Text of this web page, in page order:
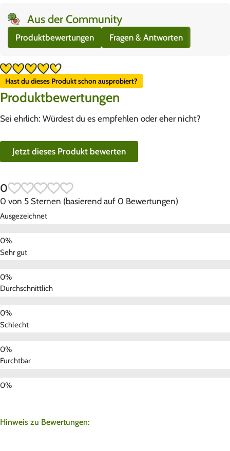
Aus der Community
Produktbewertungen Fragen & Antworten
Hast du dieses Produkt schon ausprobiert?
Produktbewertungen
Sei ehrlich: Würdest du es empfehlen oder eher nicht?
Jetzt dieses Produkt bewerten
0
0 von 5 Sternen (basierend auf 0 Bewertungen)
Ausgezeichnet
Sehr gut
Durchschnittlich
Schlecht
Furchtbar
Hinweis zu Bewertungen: